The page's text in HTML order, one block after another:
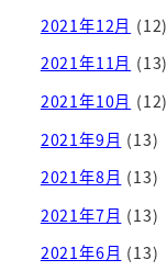
2021年12月 (12)
2021年11月 (13)
2021年10月 (12)
2021年9月 (13)
2021年8月 (13)
2021年7月 (13)
2021年6月 (13)